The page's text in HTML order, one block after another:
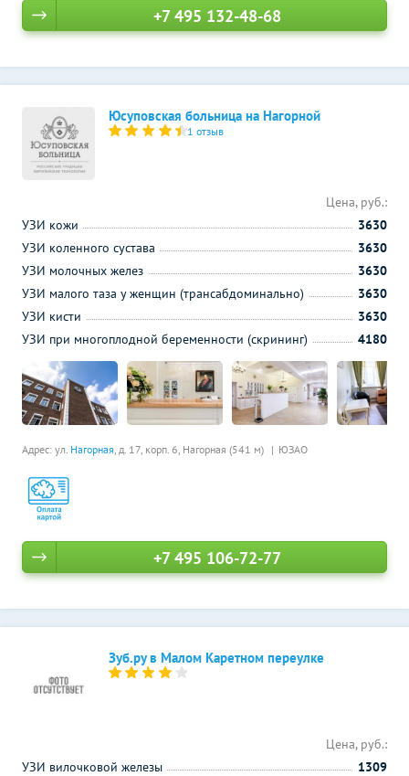
+7 495 132-48-68
Юсуповская больница на Нагорной
1 отзыв
Адрес: ул. Нагорная, д. 17, корп. 6, Нагорная (541 м) ЮЗАО
Цена, руб.:
УЗИ кожи
3630
УЗИ коленного сустава
3630
УЗИ молочных желез
3630
УЗИ малого таза у женщин (трансабдоминально)
3630
УЗИ кисти
3630
УЗИ при многоплодной беременности (скрининг)
4180
+7 495 106-72-77
Зуб.ру в Малом Каретном переулке
Цена, руб.:
УЗИ вилочковой железы
1309